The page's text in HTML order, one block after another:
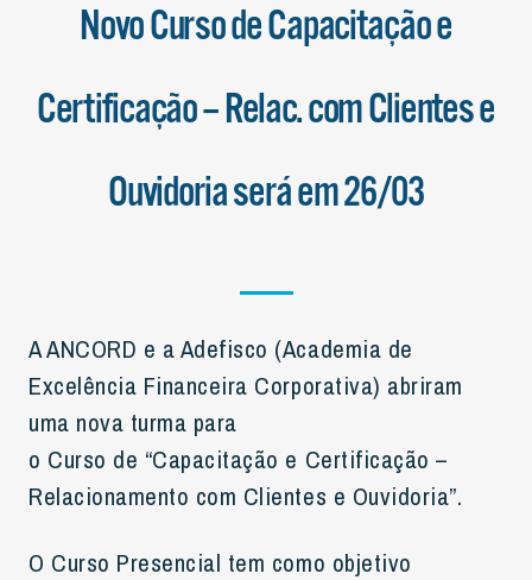
Novo Curso de Capacitação e
Certificação – Relac. com Clientes e
Ouvidoria será em 26/03
A ANCORD e a Adefisco (Academia de
Excelência Financeira Corporativa) abriram
uma nova turma para
o Curso de “Capacitação e Certificação –
Relacionamento com Clientes e Ouvidoria”.
O Curso Presencial tem como objetivo